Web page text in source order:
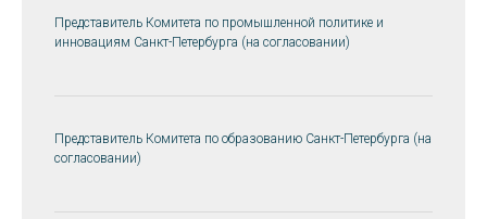
Представитель Комитета по промышленной политике и
инновациям Санкт-Петербурга (на согласовании)
Представитель Комитета по образованию Санкт-Петербурга (на
согласовании)